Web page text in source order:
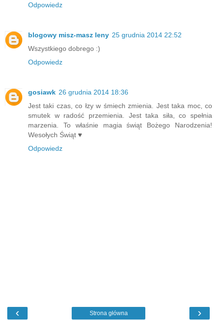
Odpowiedz
blogowy misz-masz leny 25 grudnia 2014 22:52
Wszystkiego dobrego :)
Odpowiedz
gosiawk 26 grudnia 2014 18:36
Jest taki czas, co łzy w śmiech zmienia. Jest taka moc, co
smutek w radość przemienia. Jest taka siła, co spełnia
marzenia. To właśnie magia świąt Bożego Narodzenia!
Wesołych Świąt ♥
Odpowiedz
‹ ›
Strona główna